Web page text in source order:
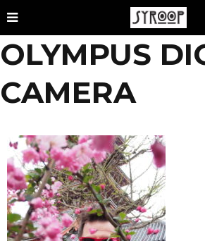
OLYMPUS
CAMERA